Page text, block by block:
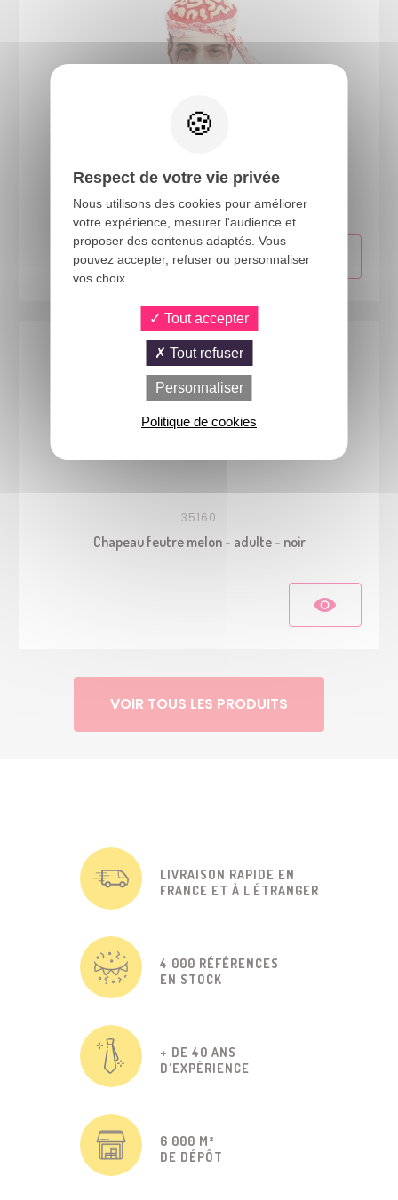
23597
35160
Chapeau feutre melon - adulte - noir
VOIR TOUS LES PRODUITS
LIVRAISON RAPIDE EN
FRANCE ET À L'ÉTRANGER
4 000 RÉFÉRENCES
EN STOCK
+ DE 40 ANS
D'EXPÉRIENCE
6 000 M²
DE DÉPÔT
Respect de votre vie privée
Nous utilisons des cookies pour améliorer
votre expérience, mesurer l'audience et
proposer des contenus adaptés. Vous
pouvez accepter, refuser ou personnaliser
vos choix.
Tout accepter
Tout refuser
Personnaliser
Politique de cookies